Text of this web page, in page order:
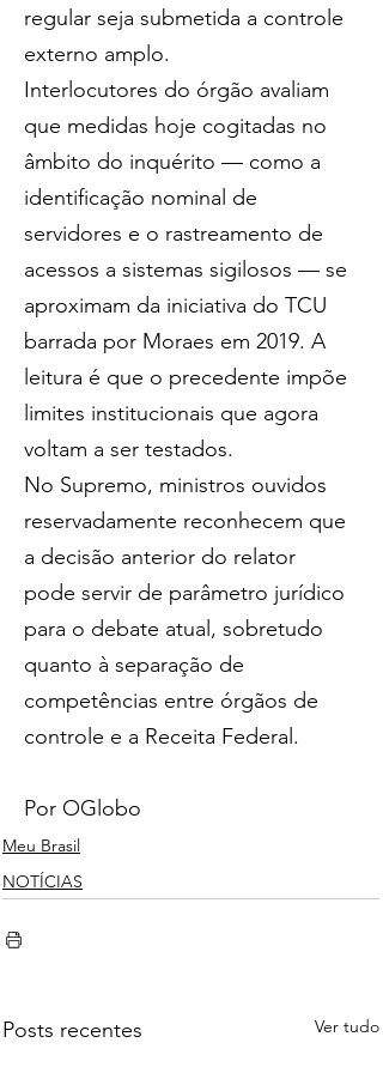
regular seja submetida a controle
externo amplo.
Interlocutores do órgão avaliam
que medidas hoje cogitadas no
âmbito do inquérito — como a
identificação nominal de
servidores e o rastreamento de
acessos a sistemas sigilosos — se
aproximam da iniciativa do TCU
barrada por Moraes em 2019. A
leitura é que o precedente impõe
limites institucionais que agora
voltam a ser testados.
No Supremo, ministros ouvidos
reservadamente reconhecem que
a decisão anterior do relator
pode servir de parâmetro jurídico
para o debate atual, sobretudo
quanto à separação de
competências entre órgãos de
controle e a Receita Federal.
Por OGlobo
Meu Brasil
NOTÍCIAS
Posts recentes Ver tudo